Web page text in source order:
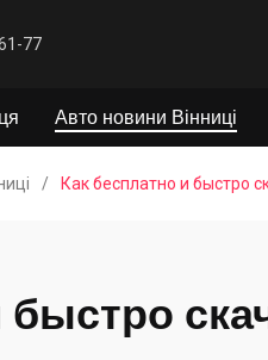
77
Авто новини Вінниці
/ Как бесплатно и быстро